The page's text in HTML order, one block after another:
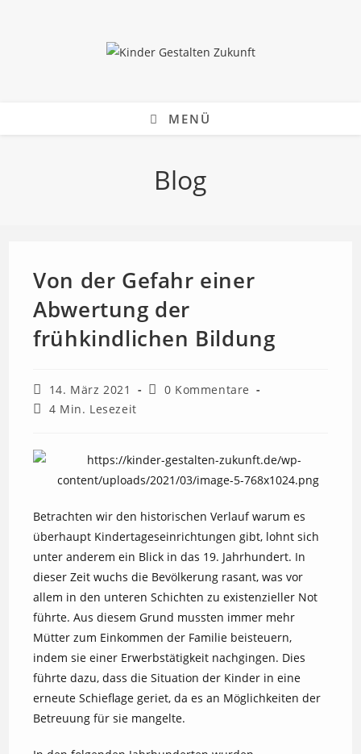
MENÜ
Blog
Von der Gefahr einer
Abwertung der
frühkindlichen Bildung
Beitrag
veröffentlicht:
14. März 2021
Beitrags-
0 Kommentare
Lesedauer:
4 Min. Lesezeit
Betrachten wir den historischen Verlauf warum es
überhaupt Kindertageseinrichtungen gibt, lohnt sich
unter anderem ein Blick in das 19. Jahrhundert. In
dieser Zeit wuchs die Bevölkerung rasant, was vor
allem in den unteren Schichten zu existenzieller Not
führte. Aus diesem Grund mussten immer mehr
Mütter zum Einkommen der Familie beisteuern,
indem sie einer Erwerbstätigkeit nachgingen. Dies
führte dazu, dass die Situation der Kinder in eine
erneute Schieflage geriet, da es an Möglichkeiten der
Betreuung für sie mangelte.